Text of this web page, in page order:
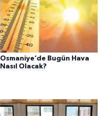
Osmaniye’de Bugün Hava
Nasıl Olacak?